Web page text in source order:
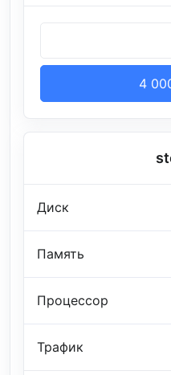
4
Диск
Память
Процессор
Трафик